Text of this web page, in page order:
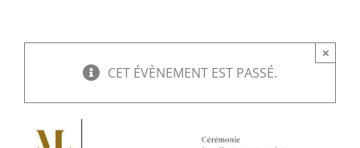
CET ÉVÈNEMENT EST PASSÉ.
×